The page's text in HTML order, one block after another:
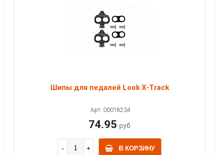
Шипы для педалей Look X-Track
Арт: 00018234
74.95 руб
В КОРЗИНУ